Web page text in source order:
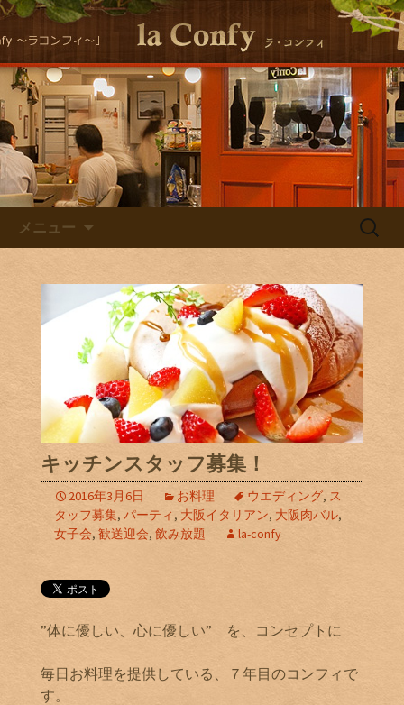
自然派イタリアン la Confyの
Staff Blog
大阪福島にある美味しくヘルシーな自
然派イタリアンla Conｆｙ （ラ・コン
フィ）の最新情報をお届けします！
メニュー
検
キッチンスタッフ募集！
2016年3月6日 お料理 ウエディング, ス
タッフ募集, パーティ , 大阪イタリアン, 大阪肉バル,
女子会, 歓送迎会, 飲み放題 la-confy
”体に優しい、心に優しい” を、コンセプトに
毎日お料理を提供している、７年目のコンフィで
す。